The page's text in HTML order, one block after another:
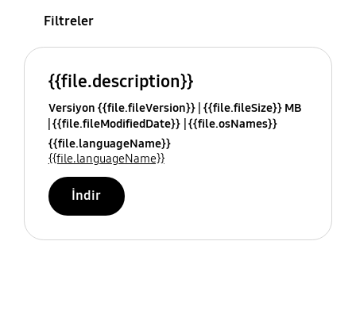
Filtreler
{{file.description}}
Versiyon {{file.fileVersion}} {{file.fileSize}} MB
{{file.fileModifiedDate}} {{file.osNames}}
{{file.languageName}}
{{file.languageName}}
İndir